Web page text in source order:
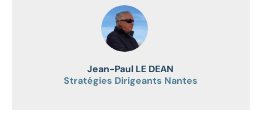
Jean-Paul LE DEAN
Stratégies Dirigeants Nantes